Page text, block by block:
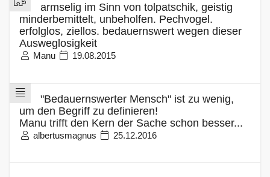
armselig im Sinn von tolpatschik, geistig
minderbemittelt, unbeholfen. Pechvogel.
erfolglos, ziellos. bedauernswert wegen dieser
Ausweglosigkeit
Manu 19.08.2015
"Bedauernswerter Mensch" ist zu wenig,
um den Begriff zu definieren!
Manu trifft den Kern der Sache schon besser...
albertusmagnus 25.12.2016